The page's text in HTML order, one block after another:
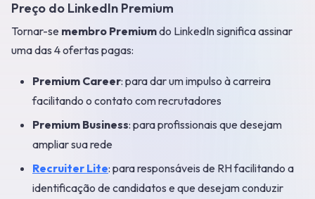
Preço do LinkedIn Premium
Tornar-se membro Premiumdo LinkedIn significa assinar
uma das 4 ofertas pagas:
Premium Career: para dar um impulso à carreira
facilitando o contato com recrutadores
Premium Business: para profissionais que desejam
ampliar sua rede
Recruiter Lite: para responsáveis de RH facilitando a
identificação de candidatos e que desejam conduzir